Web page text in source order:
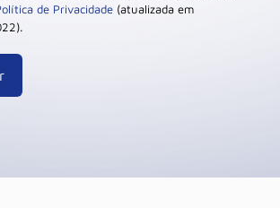
de Privacidade (atualizada em